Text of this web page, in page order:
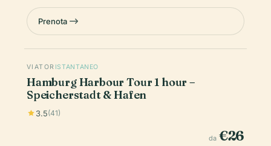
Prenota
VIATOR ISTANTANEO
Hamburg Harbour Tour 1 hour –
Speicherstadt & Hafen
3.5(41)
da €26